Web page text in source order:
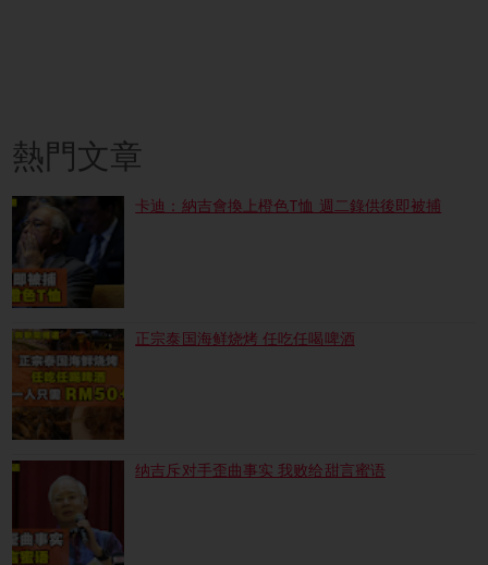
熱門文章
卡迪：納吉會換上橙色T恤 週二錄供後即被捕
正宗泰国海鲜烧烤 任吃任喝啤酒
纳吉斥对手歪曲事实 我败给甜言蜜语